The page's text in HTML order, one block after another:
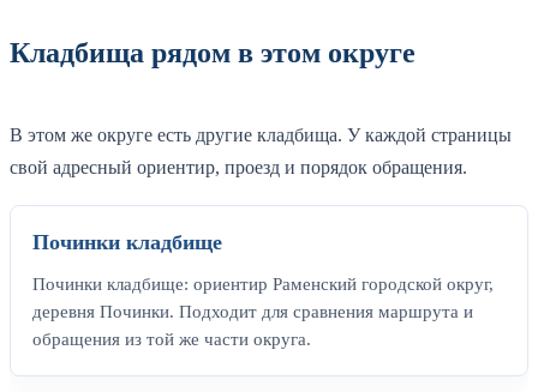
Кладбища рядом в этом округе
В этом же округе есть другие кладбища. У каждой страницы
свой адресный ориентир, проезд и порядок обращения.
Починки кладбище
Починки кладбище: ориентир Раменский городской округ,
деревня Починки. Подходит для сравнения маршрута и
обращения из той же части округа.